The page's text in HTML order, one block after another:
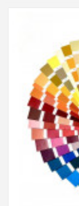
♦
►
de
de
culori.
de
Cum
Pe
am
exact
pe
RAL
Nu,